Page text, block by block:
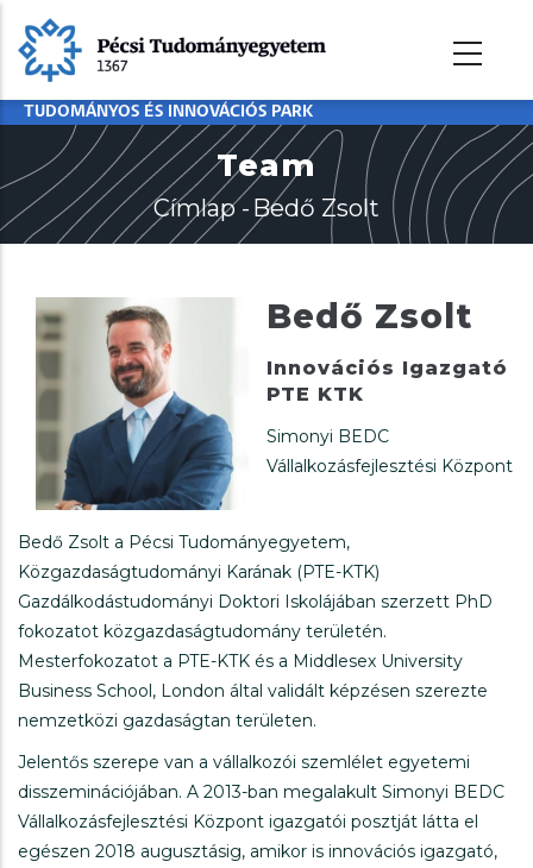
tartalomra
TUDOMÁNYOS ÉS INNOVÁCIÓS PARK
Team
Morzsa
Címlap - Bedő Zsolt
Bedő Zsolt
Innovációs Igazgató
PTE KTK
Simonyi BEDC
Vállalkozásfejlesztési Központ
Bedő Zsolt a Pécsi Tudományegyetem,
Közgazdaságtudományi Karának (PTE-KTK)
Gazdálkodástudományi Doktori Iskolájában szerzett PhD
fokozatot közgazdaságtudomány területén.
Mesterfokozatot a PTE-KTK és a Middlesex University
Business School, London által validált képzésen szerezte
nemzetközi gazdaságtan területen.
Jelentős szerepe van a vállalkozói szemlélet egyetemi
disszeminációjában. A 2013-ban megalakult Simonyi BEDC
Vállalkozásfejlesztési Központ igazgatói posztját látta el
egészen 2018 augusztásig, amikor is innovációs igazgató,